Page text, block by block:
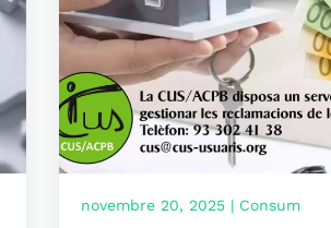
novembre 20, 2025 | Consum